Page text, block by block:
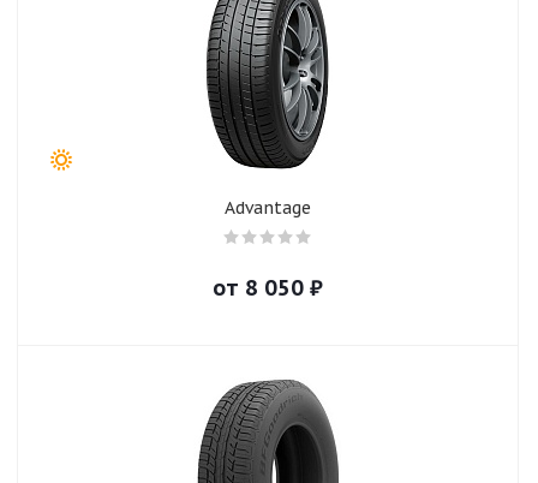
Advantage
от 8 050 ₽